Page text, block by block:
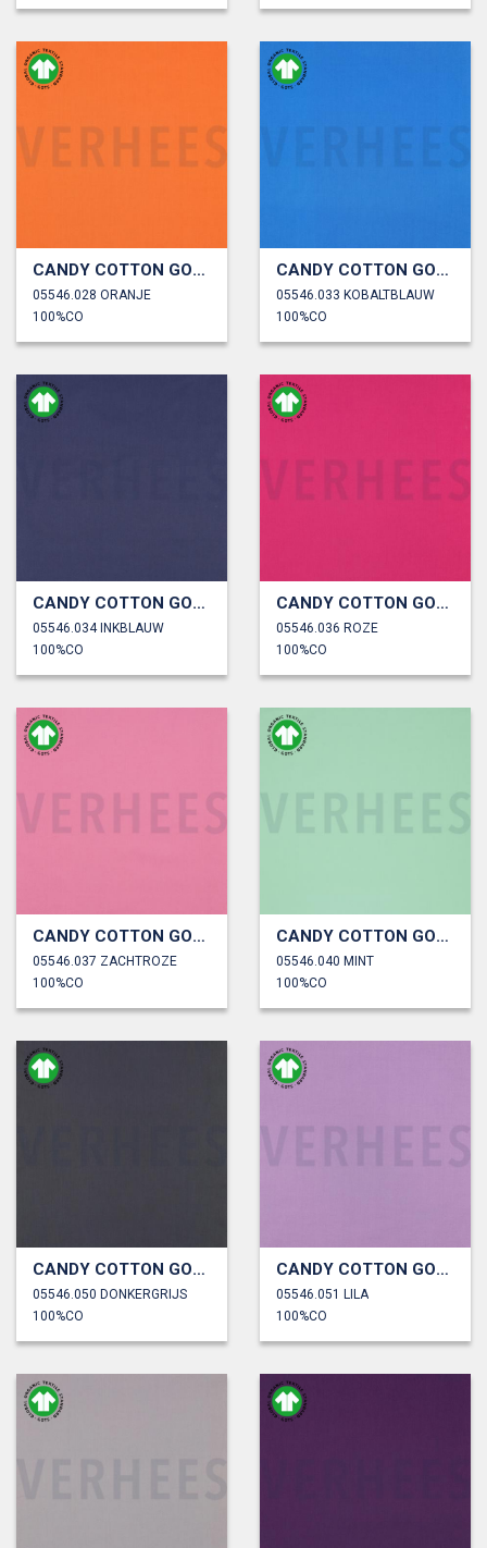
CANDY COTTON GOTS
05546.028 ORANJE
100%CO
CANDY COTTON GOTS
05546.033 KOBALTBLAUW
100%CO
CANDY COTTON GOTS
05546.034 INKBLAUW
100%CO
CANDY COTTON GOTS
05546.036 ROZE
100%CO
CANDY COTTON GOTS
05546.037 ZACHTROZE
100%CO
CANDY COTTON GOTS
05546.040 MINT
100%CO
CANDY COTTON GOTS
05546.050 DONKERGRIJS
100%CO
CANDY COTTON GOTS
05546.051 LILA
100%CO